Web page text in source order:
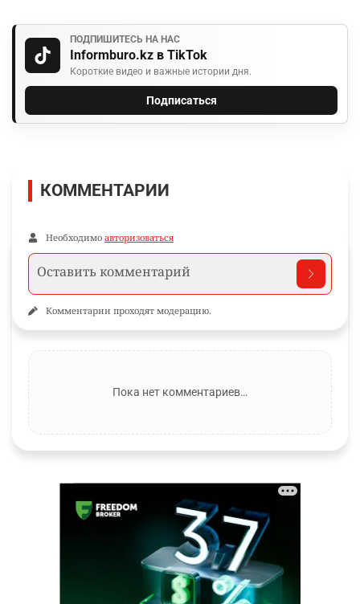
ПОДПИШИТЕСЬ НА НАС
Informburo.kz в TikTok
Короткие видео и важные истории дня.
Подписаться
КОММЕНТАРИИ
Необходимо авторизоваться
Комментарии проходят модерацию.
Пока нет комментариев…